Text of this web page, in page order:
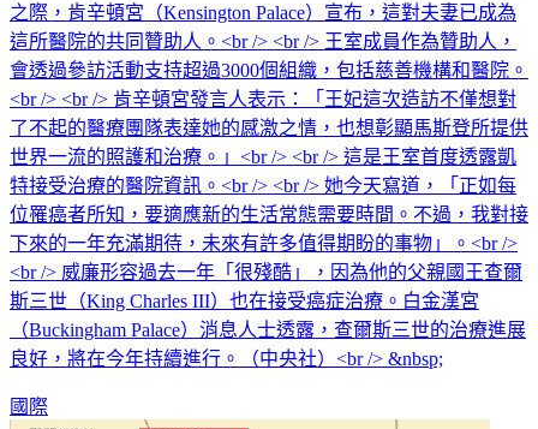
之際，肯辛頓宮（Kensington Palace）宣布，這對夫妻已成為
這所醫院的共同贊助人。<br /> <br /> 王室成員作為贊助人，
會透過參訪活動支持超過3000個組織，包括慈善機構和醫院。
<br /> <br /> 肯辛頓宮發言人表示：「王妃這次造訪不僅想對
了不起的醫療團隊表達她的感激之情，也想彰顯馬斯登所提供
世界一流的照護和治療。」<br /> <br /> 這是王室首度透露凱
特接受治療的醫院資訊。<br /> <br /> 她今天寫道，「正如每
位罹癌者所知，要適應新的生活常態需要時間。不過，我對接
下來的一年充滿期待，未來有許多值得期盼的事物」。<br />
<br /> 威廉形容過去一年「很殘酷」，因為他的父親國王查爾
斯三世（King Charles III）也在接受癌症治療。白金漢宮
（Buckingham Palace）消息人士透露，查爾斯三世的治療進展
良好，將在今年持續進行。（中央社）<br /> &nbsp;
國際